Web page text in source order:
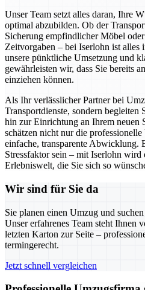
Unser Team setzt alles daran, Ihre
optimal abzubilden. Ob der
Sicherung empfindlicher Möbel
Zeitvorgaben – bei Iserlohn ist alles
unsere pünktliche Umsetzung und
gewährleisten wir, dass Sie bereits
einziehen können.
Als Ihr verlässlicher Partner bei
Transportdienste, sondern begleiten
hin zur Einrichtung an Ihrem neuen
schätzen nicht nur die
einfache, transparente Abwicklung.
Stressfaktor sein – mit Iserlohn wird
Erlebniswelt, die Sie sich so
Wir sind für Sie da
Sie planen einen Umzug und
Unser erfahrenes Team steht Ihnen
letzten Karton zur Seite –
termingerecht.
Jetzt schnell vergleichen